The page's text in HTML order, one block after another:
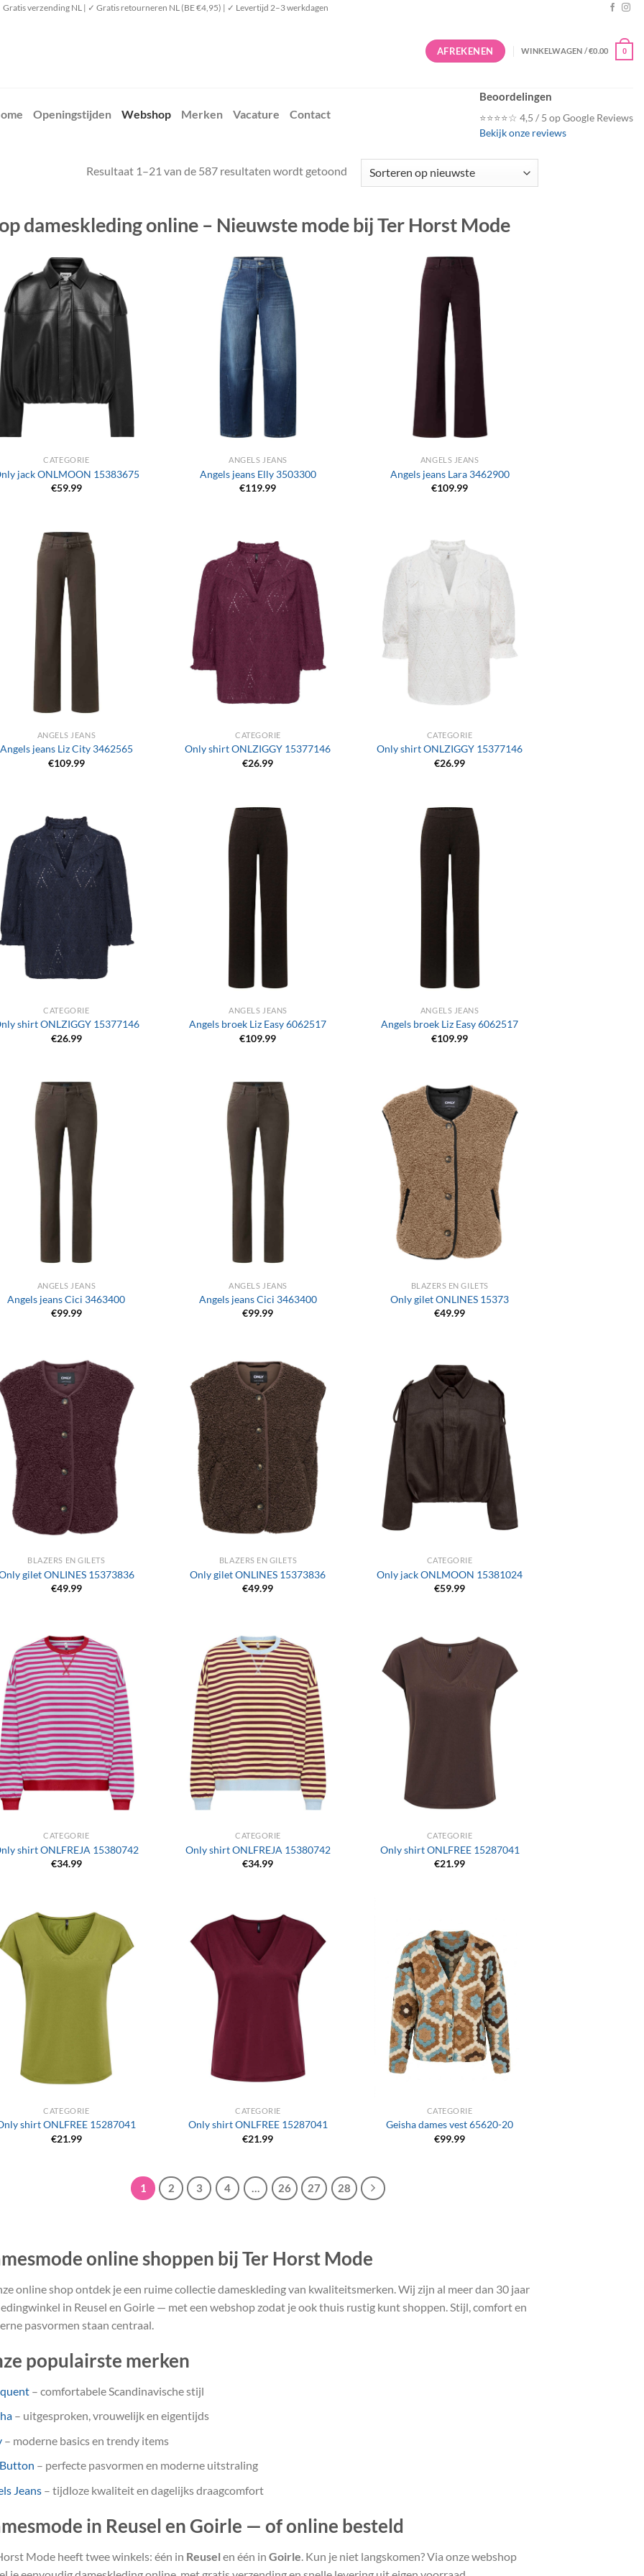
verzending NL | ✓ Gratis retourneren NL (BE €4,95) | ✓ Levertijd 2–3 werkdagen
AFREKENEN WINKELWAGEN /€0.00 0
Openingstijden Webshop Merken Vacature Contact
Beoordelingen
⭐⭐⭐⭐☆ 4,5 / 5 op Google Reviews
Bekijk onze reviews
Resultaat 1–21 van de 587 resultaten wordt getoondGesorteerd
dameskleding online – Nieuwste mode bij Ter Horst Mode
CATEGORIE
jack ONLMOON 15383675
€59.99
ANGELS JEANS
Angels jeans Elly 3503300
€119.99
ANGELS JEANS
Angels jeans Lara 3462900
€109.99
ANGELS JEANS
Angels jeans Liz City 3462565
€109.99
CATEGORIE
Only shirt ONLZIGGY 15377146
€26.99
CATEGORIE
Only shirt ONLZIGGY 15377146
€26.99
CATEGORIE
shirt ONLZIGGY 15377146
€26.99
ANGELS JEANS
Angels broek Liz Easy 6062517
€109.99
ANGELS JEANS
Angels broek Liz Easy 6062517
€109.99
ANGELS JEANS
Angels jeans Cici 3463400
€99.99
ANGELS JEANS
Angels jeans Cici 3463400
€99.99
BLAZERS EN GILETS
Only gilet ONLINES 15373
€49.99
BLAZERS EN GILETS
gilet ONLINES 15373836
€49.99
BLAZERS EN GILETS
Only gilet ONLINES 15373836
€49.99
CATEGORIE
Only jack ONLMOON 15381024
€59.99
CATEGORIE
shirt ONLFREJA 15380742
€34.99
CATEGORIE
Only shirt ONLFREJA 15380742
€34.99
CATEGORIE
Only shirt ONLFREE 15287041
€21.99
CATEGORIE
shirt ONLFREE 15287041
€21.99
CATEGORIE
Only shirt ONLFREE 15287041
€21.99
CATEGORIE
Geisha dames vest 65620-20
€99.99
1 2 3 4 26 27 28
online shoppen bij Ter Horst Mode
online shop ontdek je een ruime collectie dameskleding van kwaliteitsmerken. Wij zijn al meer dan 30 jaar
in Reusel en Goirle — met een webshop zodat je ook thuis rustig kunt shoppen. Stijl, comfort en
pasvormen staan centraal.
populairste merken
– comfortabele Scandinavische stijl
– uitgesproken, vrouwelijk en eigentijds
– moderne basics en trendy items
– perfecte pasvormen en moderne uitstraling
Jeans – tijdloze kwaliteit en dagelijks draagcomfort
in Reusel en Goirle — of online besteld
Mode heeft twee winkels: één in Reusel en één in Goirle . Kun je niet langskomen? Via onze webshop